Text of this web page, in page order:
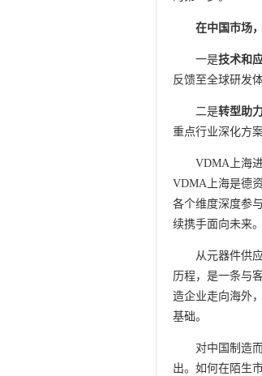
在中国市场
一是技术和
反馈至全球研发体
二是转型助
重点行业深化方
VDMA上海
VDMA上海是德
各个维度深度参
续携手面向未来。
从元器件供
历程，是一条与
造企业走向海外
基础。
对中国制造
出。如何在陌生